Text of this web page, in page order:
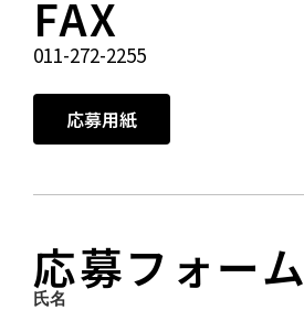
FAX
011-272-2255
応募用紙
応募フォーム
氏名